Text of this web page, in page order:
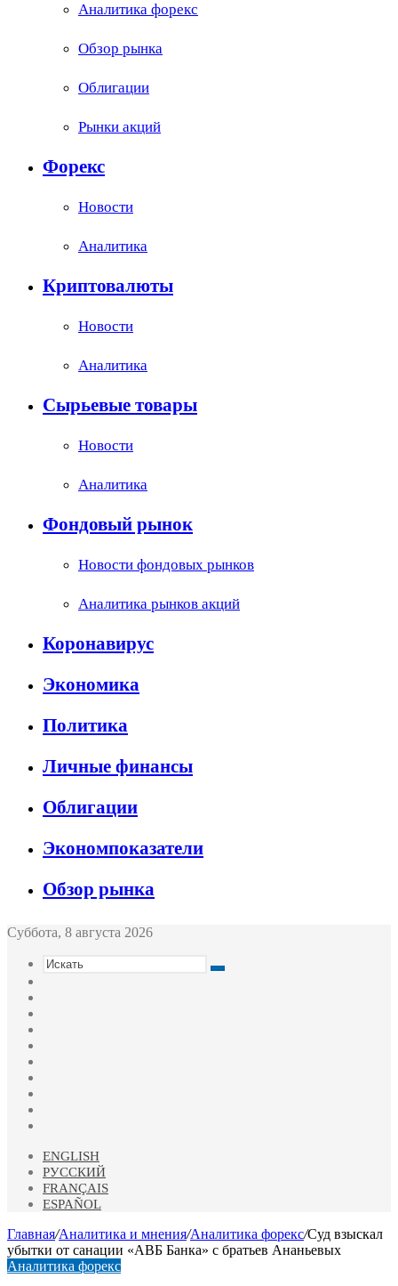
Аналитика форекс
Обзор рынка
Облигации
Рынки акций
Форекс
Новости
Аналитика
Криптовалюты
Новости
Аналитика
Сырьевые товары
Новости
Аналитика
Фондовый рынок
Новости фондовых рынков
Аналитика рынков акций
Коронавирус
Экономика
Политика
Личные финансы
Облигации
Экономпоказатели
Обзор рынка
Суббота, 8 августа 2026
Искать
ENGLISH
РУССКИЙ
FRANÇAIS
ESPAÑOL
Главная/Аналитика и мнения/Аналитика форекс/Суд взыскал
убытки от санации «АВБ Банка» с братьев Ананьевых
Аналитика форекс